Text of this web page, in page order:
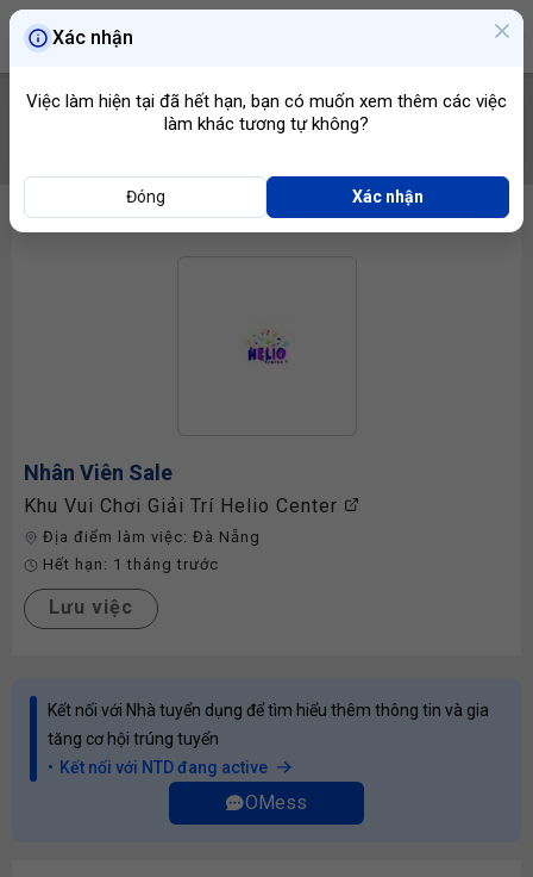
Nhân Viên Sale
Khu Vui Chơi Giải Trí Helio Center
Địa điểm làm việc: Đà Nẵng
Hết hạn: 1 tháng trước
Lưu việc
Kết nối với Nhà tuyển dụng để tìm hiểu thêm thông tin và gia
tăng cơ hội trúng tuyển
Kết nối với NTD đang active
OMess
Xác nhận
Việc làm hiện tại đã hết hạn, bạn có muốn xem thêm các việc
làm khác tương tự không?
Đóng Xác nhận